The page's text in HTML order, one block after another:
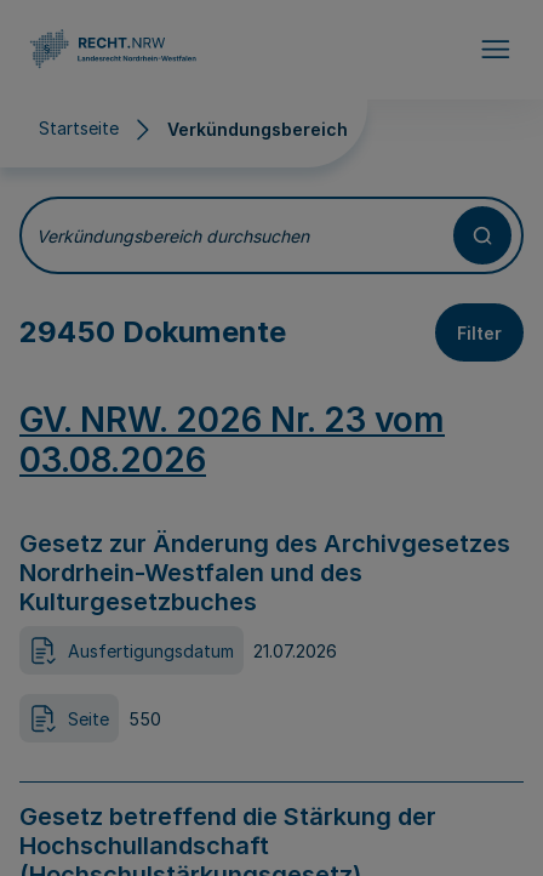
Startseite Verkündungsbereich
Verkündungsbereich
Verkündungsbereich durchsuchen
29450 Dokumente Filter
GV. NRW. 2026 Nr. 23 vom
03.08.2026
Gesetz zur Änderung des Archivgesetzes
Nordrhein-Westfalen und des
Kulturgesetzbuches
Ausfertigungsdatum 21.07.2026
Seite 550
Gesetz betreffend die Stärkung der
Hochschullandschaft